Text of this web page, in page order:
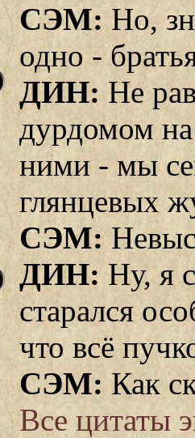
СЭМ:Но,
одно -
ДИН:Не
дурдомом
ними - мы
глянцевых
СЭМ:
ДИН:Ну, я с
старался
что всё
СЭМ: Как
Все цитаты